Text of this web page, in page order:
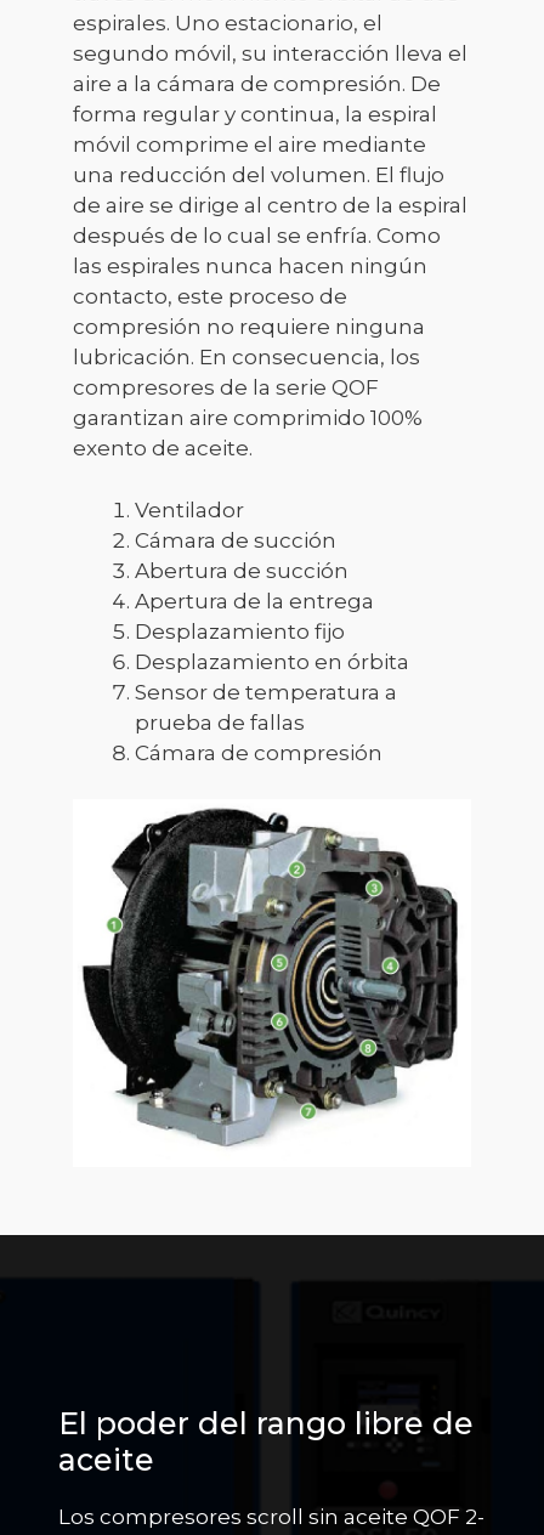
espirales. Uno estacionario, el
segundo móvil, su interacción lleva el
aire a la cámara de compresión. De
forma regular y continua, la espiral
móvil comprime el aire mediante
una reducción del volumen. El flujo
de aire se dirige al centro de la espiral
después de lo cual se enfría. Como
las espirales nunca hacen ningún
contacto, este proceso de
compresión no requiere ninguna
lubricación. En consecuencia, los
compresores de la serie QOF
garantizan aire comprimido 100%
exento de aceite.
Ventilador
Cámara de succión
Abertura de succión
Apertura de la entrega
Desplazamiento fijo
Desplazamiento en órbita
Sensor de temperatura a
prueba de fallas
Cámara de compresión
El poder del rango libre de
aceite
Los compresores scroll sin aceite QOF 2-